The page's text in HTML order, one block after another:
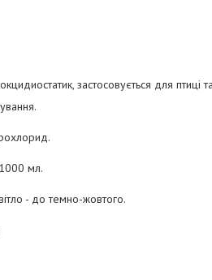
застосовується для
мл.
- до темно-жовтого.